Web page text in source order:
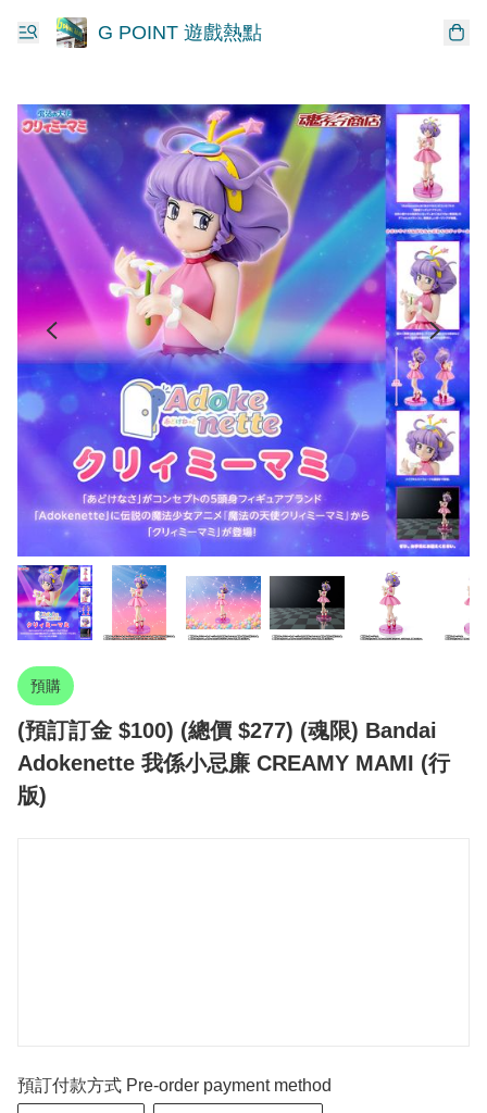
G POINT 遊戲熱點
預購
(預訂訂金 $100) (總價 $277) (魂限) Bandai
Adokenette 我係小忌廉 CREAMY MAMI (行
版)
預訂付款方式 Pre-order payment method